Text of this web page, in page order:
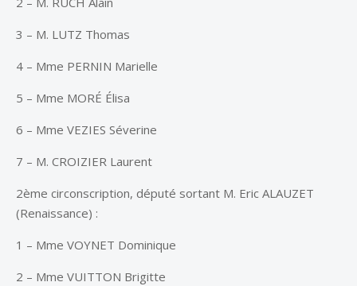
3 – M. LUTZ Thomas
4 – Mme PERNIN Marielle
5 – Mme MORÉ Élisa
6 – Mme VEZIES Séverine
7 – M. CROIZIER Laurent
2ème circonscription, député sortant M. Eric ALAUZET
(Renaissance) :
1 – Mme VOYNET Dominique
2 – Mme VUITTON Brigitte